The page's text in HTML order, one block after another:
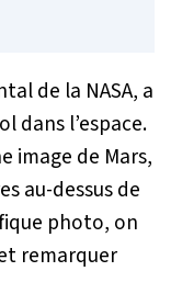
de la NASA, a
dans l’espace.
image de Mars,
au-dessus de
photo, on
remarquer